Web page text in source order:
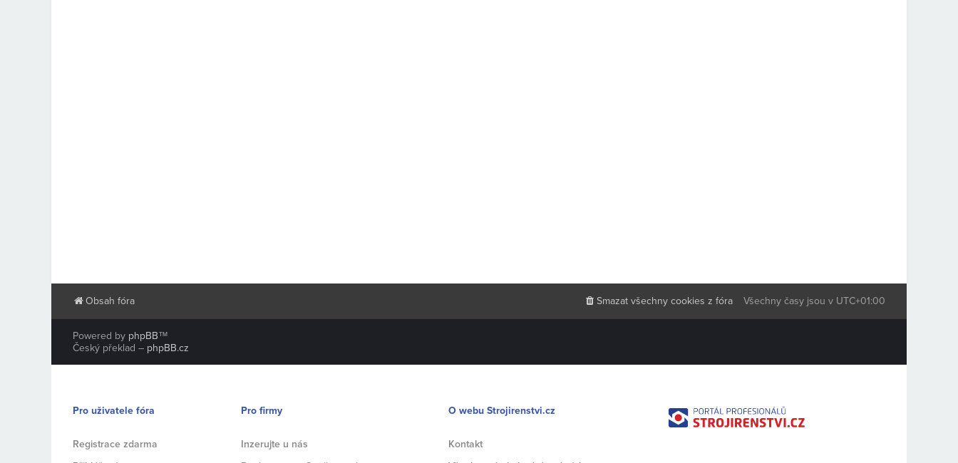
Obsah fóra Všechny časy jsou v UTC+01:00
Smazat všechny cookies z fóra
Powered by phpBB™
Český překlad – phpBB.cz
Pro uživatele fóra
Registrace zdarma
Pro firmy
Inzerujte u nás
O webu Strojirenstvi.cz
Kontakt